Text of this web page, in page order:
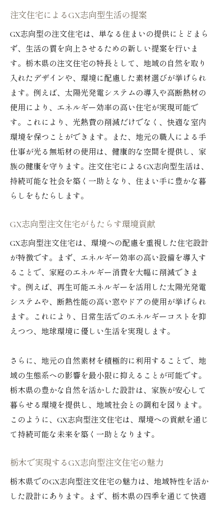
注文住宅によるGX志向型生活の提案
GX志向型の注文住宅は、単なる住まいの提供にとどまら
ず、生活の質を向上させるための新しい提案を行いま
す。栃木県の注文住宅の特長として、地域の自然を取り
入れたデザインや、環境に配慮した素材選びが挙げられ
ます。例えば、太陽光発電システムの導入や高断熱材の
使用により、エネルギー効率の高い住宅が実現可能で
す。これにより、光熱費の削減だけでなく、快適な室内
環境を保つことができます。また、地元の職人による手
仕事が光る無垢材の使用は、健康的な空間を提供し、家
族の健康を守ります。注文住宅によるGX志向型生活は、
持続可能な社会を築く一助となり、住まい手に豊かな暮
らしをもたらします。
GX志向型注文住宅がもたらす環境貢献
GX志向型注文住宅は、環境への配慮を重視した住宅設計
が特徴です。まず、エネルギー効率の高い設備を導入す
ることで、家庭のエネルギー消費を大幅に削減できま
す。例えば、再生可能エネルギーを活用した太陽光発電
システムや、断熱性能の高い窓やドアの使用が挙げられ
ます。これにより、日常生活でのエネルギーコストを抑
えつつ、地球環境に優しい生活を実現します。
さらに、地元の自然素材を積極的に利用することで、地
域の生態系への影響を最小限に抑えることが可能です。
栃木県の豊かな自然を活かした設計は、家族が安心して
暮らせる環境を提供し、地域社会との調和を図ります。
このように、GX志向型注文住宅は、環境への貢献を通じ
て持続可能な未来を築く一助となります。
栃木で実現するGX志向型注文住宅の魅力
栃木県でのGX志向型注文住宅の魅力は、地域特性を活か
した設計にあります。まず、栃木県の四季を通じて快適